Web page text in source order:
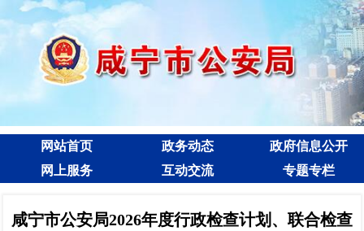
网站首页 政务动态
政府信息公开
网上服务
互动交流 专题专栏
咸宁市公安局2026年度行政检查计划、联合检查